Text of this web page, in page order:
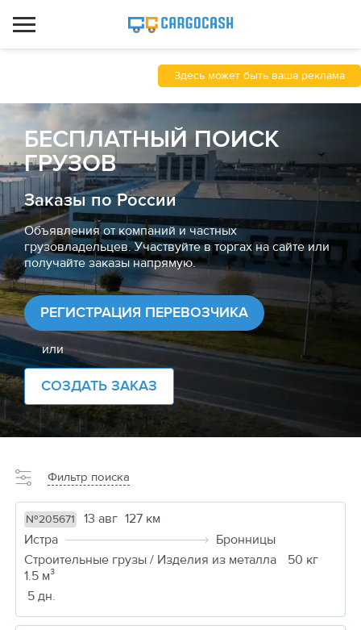
Здесь может быть ваша реклама
БЕСПЛАТНЫЙ ПОИСК
ГРУЗОВ
Заказы по России
Объявления от компаний и частных
грузовладельцев. Участвуйте в торгах на сайте или
получайте заказы напрямую.
РЕГИСТРАЦИЯ ПЕРЕВОЗЧИКА
или
СОЗДАТЬ ЗАКАЗ
Фильтр поиска
№205671 13 авг 127 км
Истра
Бронницы
Строительные грузы / Изделия из металла
50 кг
1.5 м³
5 дн.